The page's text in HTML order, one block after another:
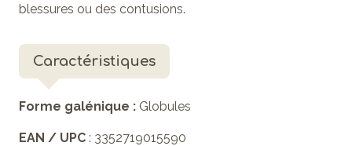
blessures ou des contusions.
Caractéristiques
Forme galénique : Globules
EAN / UPC : 3352719015590